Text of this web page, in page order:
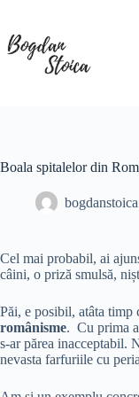
content
Boala spitalelor din
bogdanstoica
Cel mai probabil, ai
câini, o priză smulsă,
Păi, e posibil, atâta
românisme. Cu prima
s-ar părea inacceptabil.
nevasta farfuriile cu